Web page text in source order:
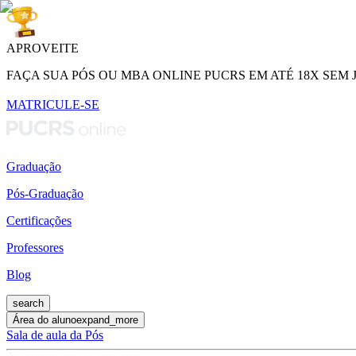
APROVEITE
FAÇA SUA PÓS OU MBA ONLINE PUCRS EM ATÉ 18X SEM
MATRICULE-SE
Graduação
Pós-Graduação
Certificações
Professores
Blog
search
Área do alunoexpand_more
Sala de aula da Pós